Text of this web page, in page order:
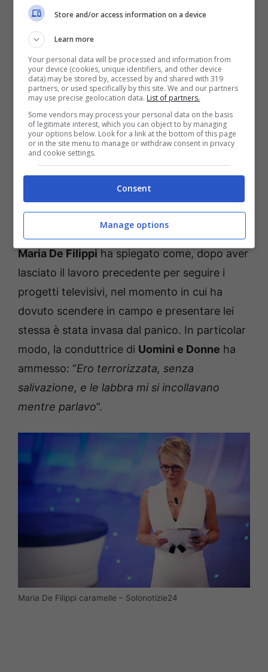
Il vero motivo sul consumo
delle caramelle…
Durante gli anni di carriera in televisione,
Maria De Filippiha continuato a mangiare le
caramelline al limone per un motivo ben
specifico che ha confidato al settimanale
Oggi, in occasione di una lunga intervista
rilasciata in passato al magazine.
Maria De Filippi ha spiegato come, dopo aver
lasciato il lavoro precedente per seguire i
progetti televisivi, nel momento in cui ha
dovuto scendere in campo e presentare lei
stessa è stata invasa dal panico. In particolar
modo, la conduttrice di Uomini e Donne ha
ammesso: “Ero terrorizzata, senza
salivazione, e le labbra mi si incollavano
mentre parlavo”.
Maria De Filippi caramelle – Solonotizie24
Store and/or access information on a device
Learn more
Your personal data will be processed and information from
your device (cookies, unique identifiers, and other device
data) may be stored by, accessed by and shared with 319
partners, or used specifically by this site. We and our partners
may use precise geolocation data. List of partners.
Some vendors may process your personal data on the basis
of legitimate interest, which you can object to by managing
your options below. Look for a link at the bottom of this page
or in the site menu to manage or withdraw consent in privacy
and cookie settings.
Consent
Manage options